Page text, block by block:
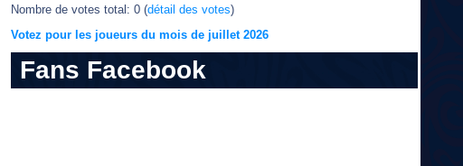
Nombre de votes total: 0 (détail des votes)
Votez pour les joueurs du mois de juillet 2026
Fans Facebook